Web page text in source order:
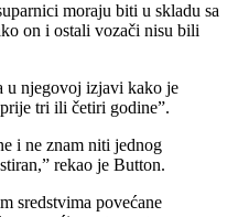
moraju biti u skladu sa
on i ostali vozači nisu bili
u njegovoj izjavi kako je
tri ili četiri godine”.
i ne znam niti jednog
rekao je Button.
sredstvima povećane